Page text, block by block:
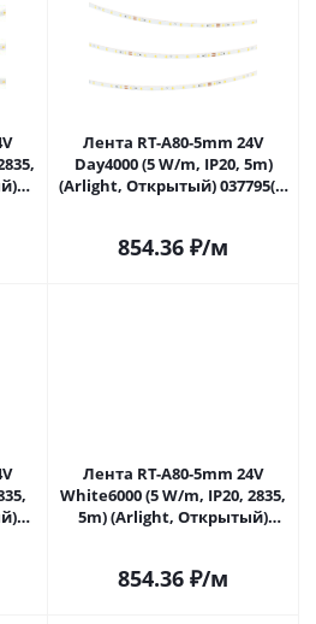
Лента RT-A80-5mm 24V
Day4000 (5 W/m, IP20, 5m)
(Arlight, Открытый) 037795(1)
854.36 ₽/м
Лента RT-A80-5mm 24V
White6000 (5 W/m, IP20, 2835,
5m) (Arlight, Открытый)
854.36 ₽/м